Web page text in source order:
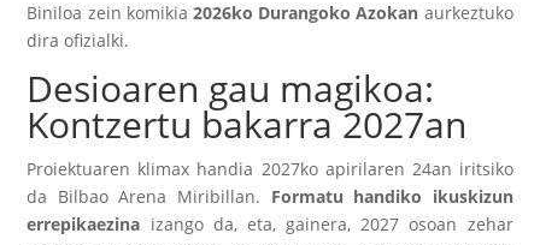
Biniloa zein komikia 2026ko Durangoko Azokan aurkeztuko
dira ofizialki.
Desioaren gau magikoa:
Kontzertu bakarra 2027an
Proiektuaren klimax handia 2027ko apirilaren 24an iritsiko
da Bilbao Arena Miribillan. Formatu handiko ikuskizun
errepikaezina izango da, eta, gainera, 2027 osoan zehar